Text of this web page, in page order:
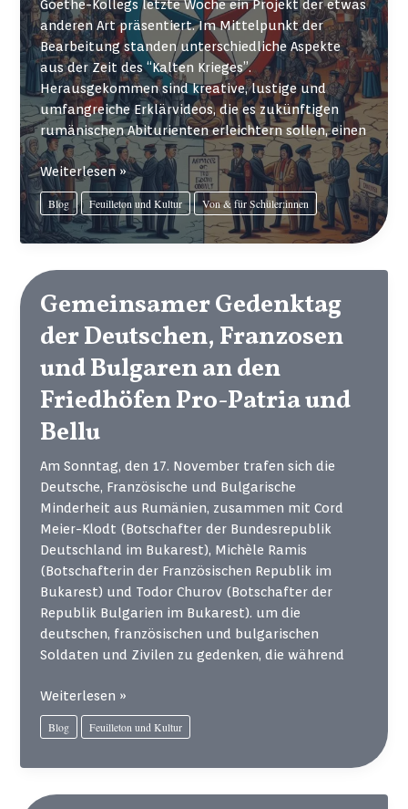
Goethe-Kollegs letzte Woche ein Projekt der etwas
anderen Art präsentiert. Im Mittelpunkt der
Bearbeitung standen unterschiedliche Aspekte
aus der Zeit des “Kalten Krieges”.
Herausgekommen sind kreative, lustige und
umfangreiche Erklärvideos, die es zukünftigen
rumänischen Abiturienten erleichtern sollen, einen
ASPEKTE
DES
OST-
WEST-
–
VON
SCHÜLERN
FÜR
SCHÜLER
Weiterlesen »
Blog Feuilleton und Kultur Von & für Schüler:innen
Gemeinsamer Gedenktag
der Deutschen, Franzosen
und Bulgaren an den
Friedhöfen Pro-Patria und
Bellu
Am Sonntag, den 17. November trafen sich die
Deutsche, Französische und Bulgarische
Minderheit aus Rumänien, zusammen mit Cord
Meier-Klodt (Botschafter der Bundesrepublik
Deutschland im Bukarest), Michèle Ramis
(Botschafterin der Französischen Republik im
Bukarest) und Todor Churov (Botschafter der
Republik Bulgarien im Bukarest). um die
deutschen, französischen und bulgarischen
Soldaten und Zivilen zu gedenken, die während
Gemeinsamer
Gedenktag
der
und
Weiterlesen »
Blog Feuilleton und Kultur